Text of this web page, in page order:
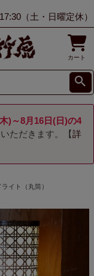
（土・日曜定休）
カート
)～8月16日(日)の4
ただきます。【詳
イト（丸筒）